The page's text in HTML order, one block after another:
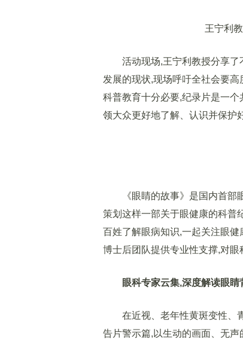
王宁利教
活动现场,王宁利教授分享了
发展的现状,现场呼吁全社会要
科普教育十分必要,纪录片是一
领大众更好地了解、认识并保护
《眼睛的故事》是国内首部眼
策划这样一部关于眼健康的科普
百姓了解眼病知识,一起关注眼健
博士后团队提供专业性支撑,对眼
眼科专家云集,深度解读眼睛
在近视、老年性黄斑变性、青
告片警示篇,以生动的画面、无声